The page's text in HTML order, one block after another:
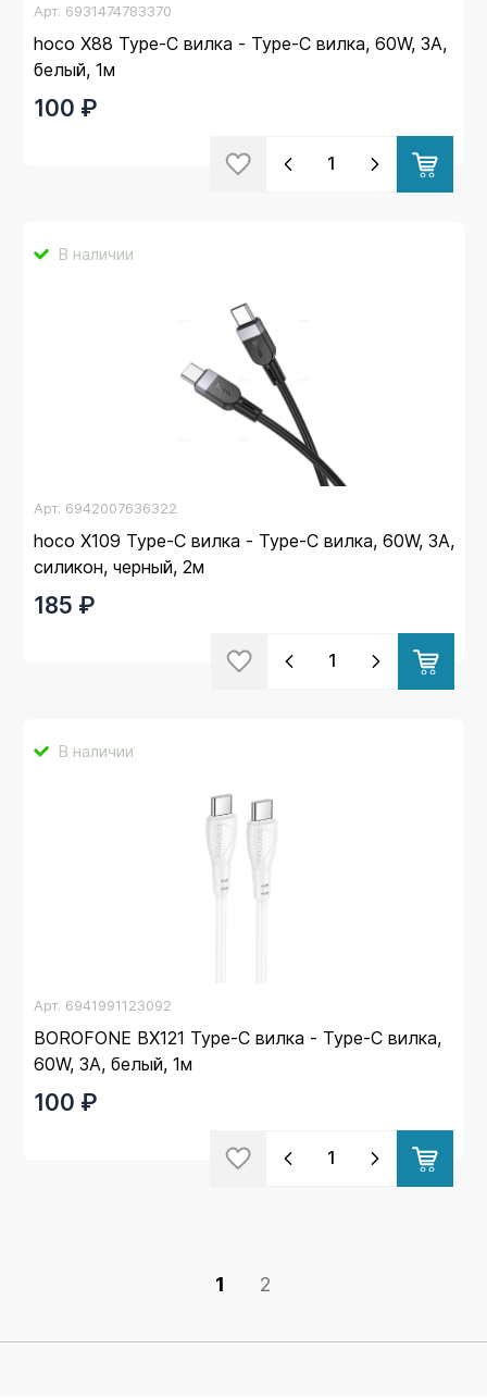
Арт. 6931474783370
hoco X88 Type-C вилка - Type-C вилка, 60W, 3A,
белый, 1м
100 ₽
В наличии
Арт. 6942007636322
hoco X109 Type-C вилка - Type-C вилка, 60W, 3A,
силикон, черный, 2м
185 ₽
В наличии
Арт. 6941991123092
BOROFONE BX121 Type-C вилка - Type-C вилка,
60W, 3A, белый, 1м
100 ₽
1 2